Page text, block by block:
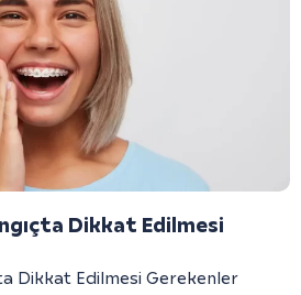
Dikkat Edilmesi
Dikkat Edilmesi Gerekenler